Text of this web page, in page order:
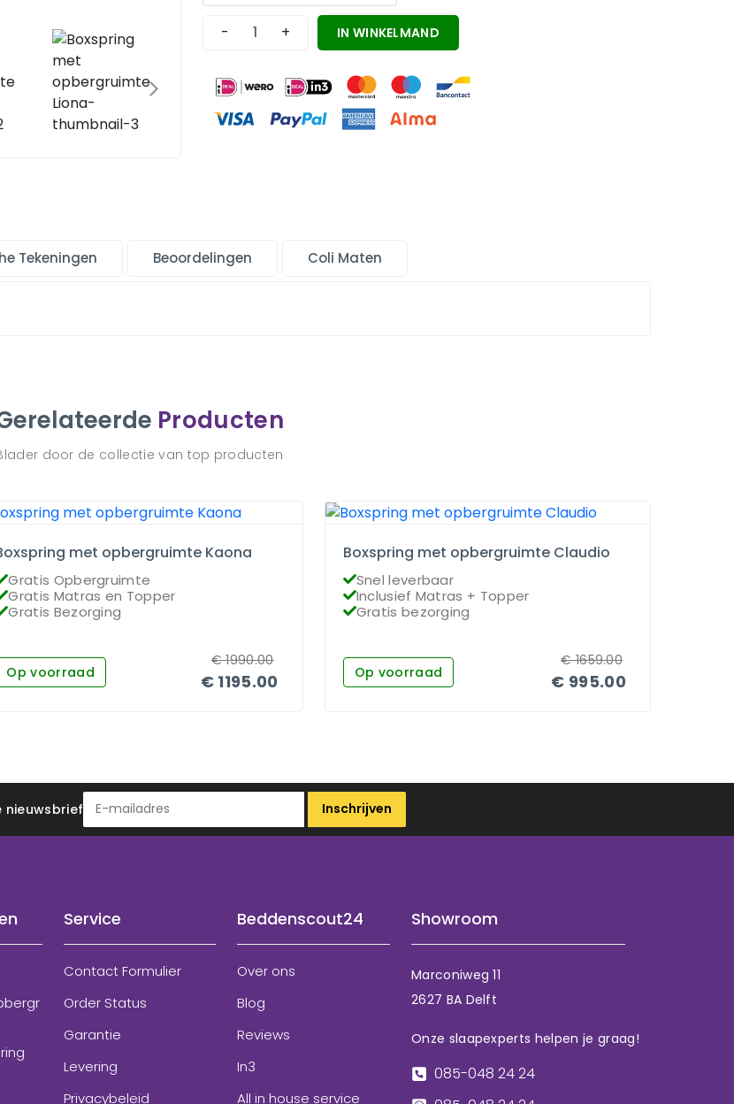
- + IN WINKELMAND
Tekeningen Beoordelingen Coli Maten
Producten
door de collectie van top producten
met opbergruimte Kaona
Gratis Opbergruimte
Gratis Matras en Topper
Gratis Bezorging
Op voorraad € 1195.00
€1990.00
Boxspring met opbergruimte Claudio
Snel leverbaar
Inclusief Matras + Topper
Gratis bezorging
Op voorraad € 995.00
€1659.00
nieuwsbrief Inschrijven
Service
Contact Formulier
Order Status
Garantie
Levering
Privacybeleid
Beddenscout24
Over ons
Blog
Reviews
In3
All in house service
Showroom
Marconiweg 11
2627 BA Delft
Onze slaapexperts helpen je graag!
085-048 24 24